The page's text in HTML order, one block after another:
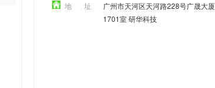
地 址
广州市天河区天河路228号广晟大厦
1701室 研华科技